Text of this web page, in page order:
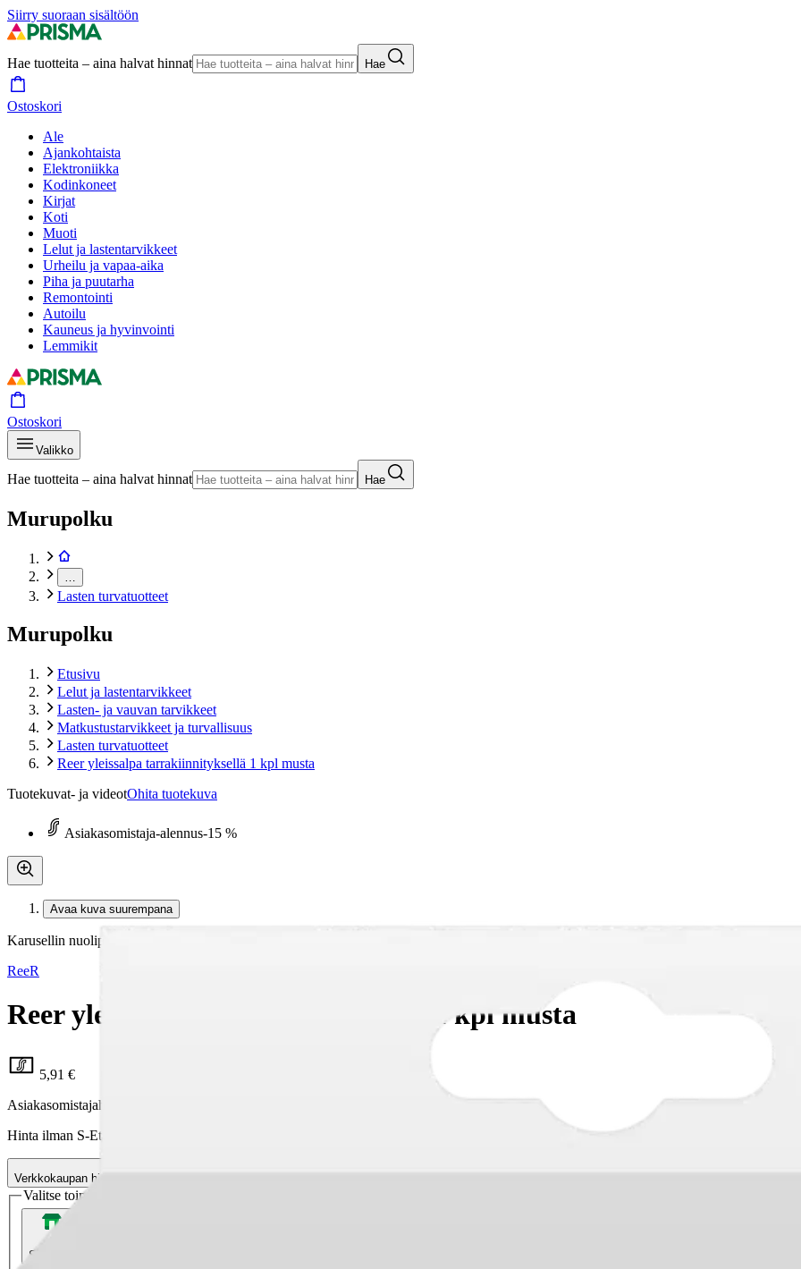
Siirry suoraan sisältöön
Hae tuotteita – aina halvat hinnat Hae
Ostoskori
Ale
Ajankohtaista
Elektroniikka
Kodinkoneet
Kirjat
Koti
Muoti
Lelut ja lastentarvikkeet
Urheilu ja vapaa-aika
Piha ja puutarha
Remontointi
Autoilu
Kauneus ja hyvinvointi
Lemmikit
Ostoskori
Valikko
Hae tuotteita – aina halvat hinnat Hae
Murupolku
Lasten turvatuotteet
Murupolku
Etusivu
Lelut ja lastentarvikkeet
Lasten- ja vauvan tarvikkeet
Matkustustarvikkeet ja turvallisuus
Lasten turvatuotteet
Reer yleissalpa tarrakiinnityksellä 1 kpl musta
Tuotekuvat- ja videotOhita tuotekuva
Asiakasomistaja-alennus-15 %
Avaa kuva suurempana
Karusellin nuolipainikkeet
ReeR
Reer yleissalpa tarrakiinnityksellä 1 kpl musta
5,91 €
Asiakasomistajahinta
Hinta ilman S-Etukorttia:
Verkkokaupan hinta
Valitse toimitustapa
Siirry valitsemaan myymälä